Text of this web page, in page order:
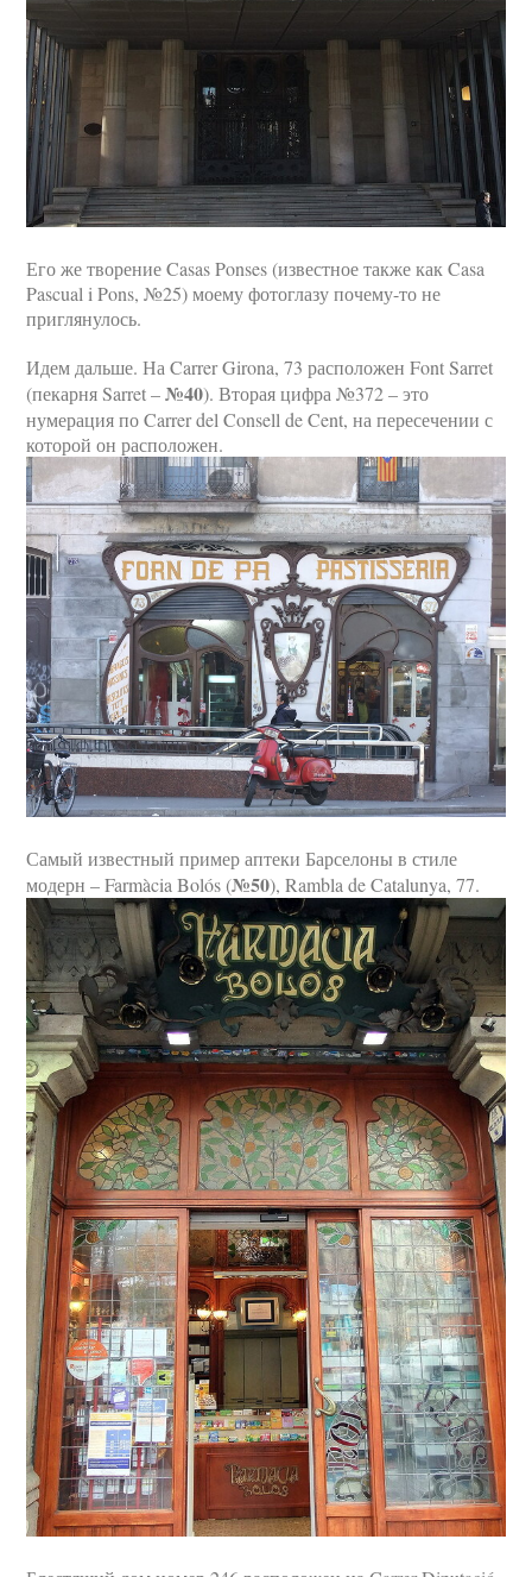
Его же творение Casas Ponses (известное также как Casa
Pascual i Pons, №25) моему фотоглазу почему-то не
приглянулось.
Идем дальше. На Carrer Girona, 73 расположен Font Sarret
(пекарня Sarret –№40). Вторая цифра №372 – это
нумерация по Carrer del Consell de Cent, на пересечении с
которой он расположен.
Самый известный пример аптеки Барселоны в стиле
модерн – Farmàcia Bolós (№50), Rambla de Catalunya, 77.